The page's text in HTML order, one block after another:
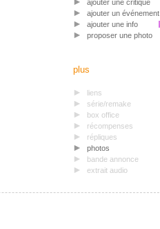
ajouter une critique
ajouter un événement
ajouter une info
proposer une photo
plus
liens
série/remake
box office
récompenses
répliques
photos
bande annonce
extrait audio